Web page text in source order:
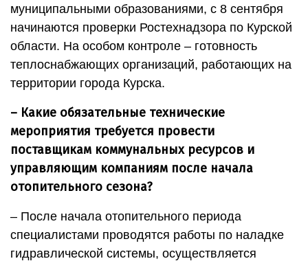
муниципальными образованиями, с 8 сентября
начинаются проверки Ростехнадзора по Курской
области. На особом контроле – готовность
теплоснабжающих организаций, работающих на
территории города Курска.
– Какие обязательные технические
мероприятия требуется провести
поставщикам коммунальных ресурсов и
управляющим компаниям после начала
отопительного сезона?
– После начала отопительного периода
специалистами проводятся работы по наладке
гидравлической системы, осуществляется